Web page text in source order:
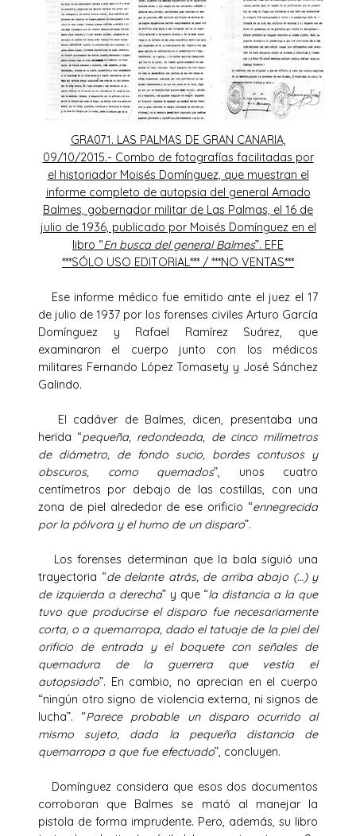
GRA071. LAS PALMAS DE GRAN CANARIA,
09/10/2015.- Combo de fotografías facilitadas por
el historiador Moisés Domínguez, que muestran el
informe completo de autopsia del general Amado
Balmes, gobernador militar de Las Palmas, el 16 de
julio de 1936, publicado por Moisés Domínguez en el
libro “En busca del general Balmes”. EFE
***SÓLO USO EDITORIAL*** / ***NO VENTAS***
Ese informe médico fue emitido ante el juez el 17
de julio de 1937 por los forenses civiles Arturo García
Domínguez y Rafael Ramírez Suárez, que
examinaron el cuerpo junto con los médicos
militares Fernando López Tomasety y José Sánchez
Galindo.
El cadáver de Balmes, dicen, presentaba una
herida “pequeña, redondeada, de cinco milímetros
de diámetro, de fondo sucio, bordes contusos y
obscuros, como quemados”, unos cuatro
centímetros por debajo de las costillas, con una
zona de piel alrededor de ese orificio “ennegrecida
por la pólvora y el humo de un disparo”.
Los forenses determinan que la bala siguió una
trayectoria “de delante atrás, de arriba abajo (…) y
de izquierda a derecha” y que “la distancia a la que
tuvo que producirse el disparo fue necesariamente
corta, o a quemarropa, dado el tatuaje de la piel del
orificio de entrada y el boquete con señales de
quemadura de la guerrera que vestía el
autopsiado”. En cambio, no aprecian en el cuerpo
“ningún otro signo de violencia externa, ni signos de
lucha”. “Parece probable un disparo ocurrido al
mismo sujeto, dada la pequeña distancia de
quemarropa a que fue efectuado”, concluyen.
Domínguez considera que esos dos documentos
corroboran que Balmes se mató al manejar la
pistola de forma imprudente. Pero, además, su libro